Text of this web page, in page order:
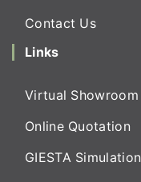
Contact Us
Links
Virtual Showroom
Online Quotation
GIESTA Simulation